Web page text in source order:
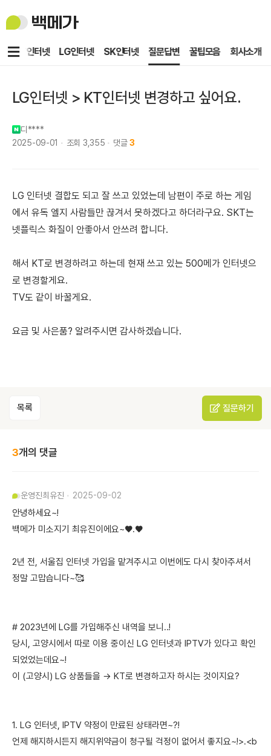
백
메
KT인터넷 LG인터넷 SK인터넷 질문답변 꿀팁모음 회사소개
메
LG인터넷 > KT인터넷 변경하고 싶어요.
디****
2025-09-01
조회 3,355 댓글 3
LG 인터넷 결합도 되고 잘 쓰고 있었는데 남편이 주로 하는 게임
에서 유독 엘지 사람들만 끊겨서 못하겠다고 하더라구요. SKT는
넷플릭스 화질이 안좋아서 안쓰려 합니다.
해서 KT로 변경하려고 하는데 현재 쓰고 있는 500메가 인터넷으
로 변경할게요.
TV도 같이 바꿀게요.
요금 및 사은품? 알려주시면 감사하겠습니다.
목록 질문하기
3개의 댓글
운영진최유진 2025-09-02
안녕하세요~!
백메가 미소지기 최유진이에요~♥.♥
2년 전, 서울집 인터넷 가입을 맡겨주시고 이번에도 다시 찾아주셔서
정말 고맙습니다~🥰
# 2023년에 LG를 가입해주신 내역을 보니..!
당시, 고양시에서 따로 이용 중이신 LG 인터넷과 IPTV가 있다고 확인
되었었는데요~!
이 (고양시) LG 상품들을 → KT로 변경하고자 하시는 것이지요?
1. LG 인터넷, IPTV 약정이 만료된 상태라면~?!
언제 해지하시든지 해지위약금이 청구될 걱정이 없어서 좋지요~!>.<b